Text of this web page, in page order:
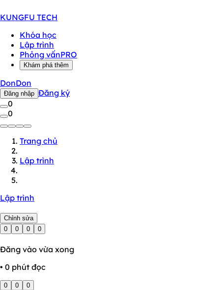
KUNGFU TECH
Khóa học
Lập trình
Phỏng vấnPRO
Khám phá thêm
DonDon
Đăng nhập Đăng ký
0
0
Trang chủ
Lập trình
Lập trình
Chỉnh sửa
0
0 0 0
Đăng vào vừa xong
• 0 phút đọc
0 0 0